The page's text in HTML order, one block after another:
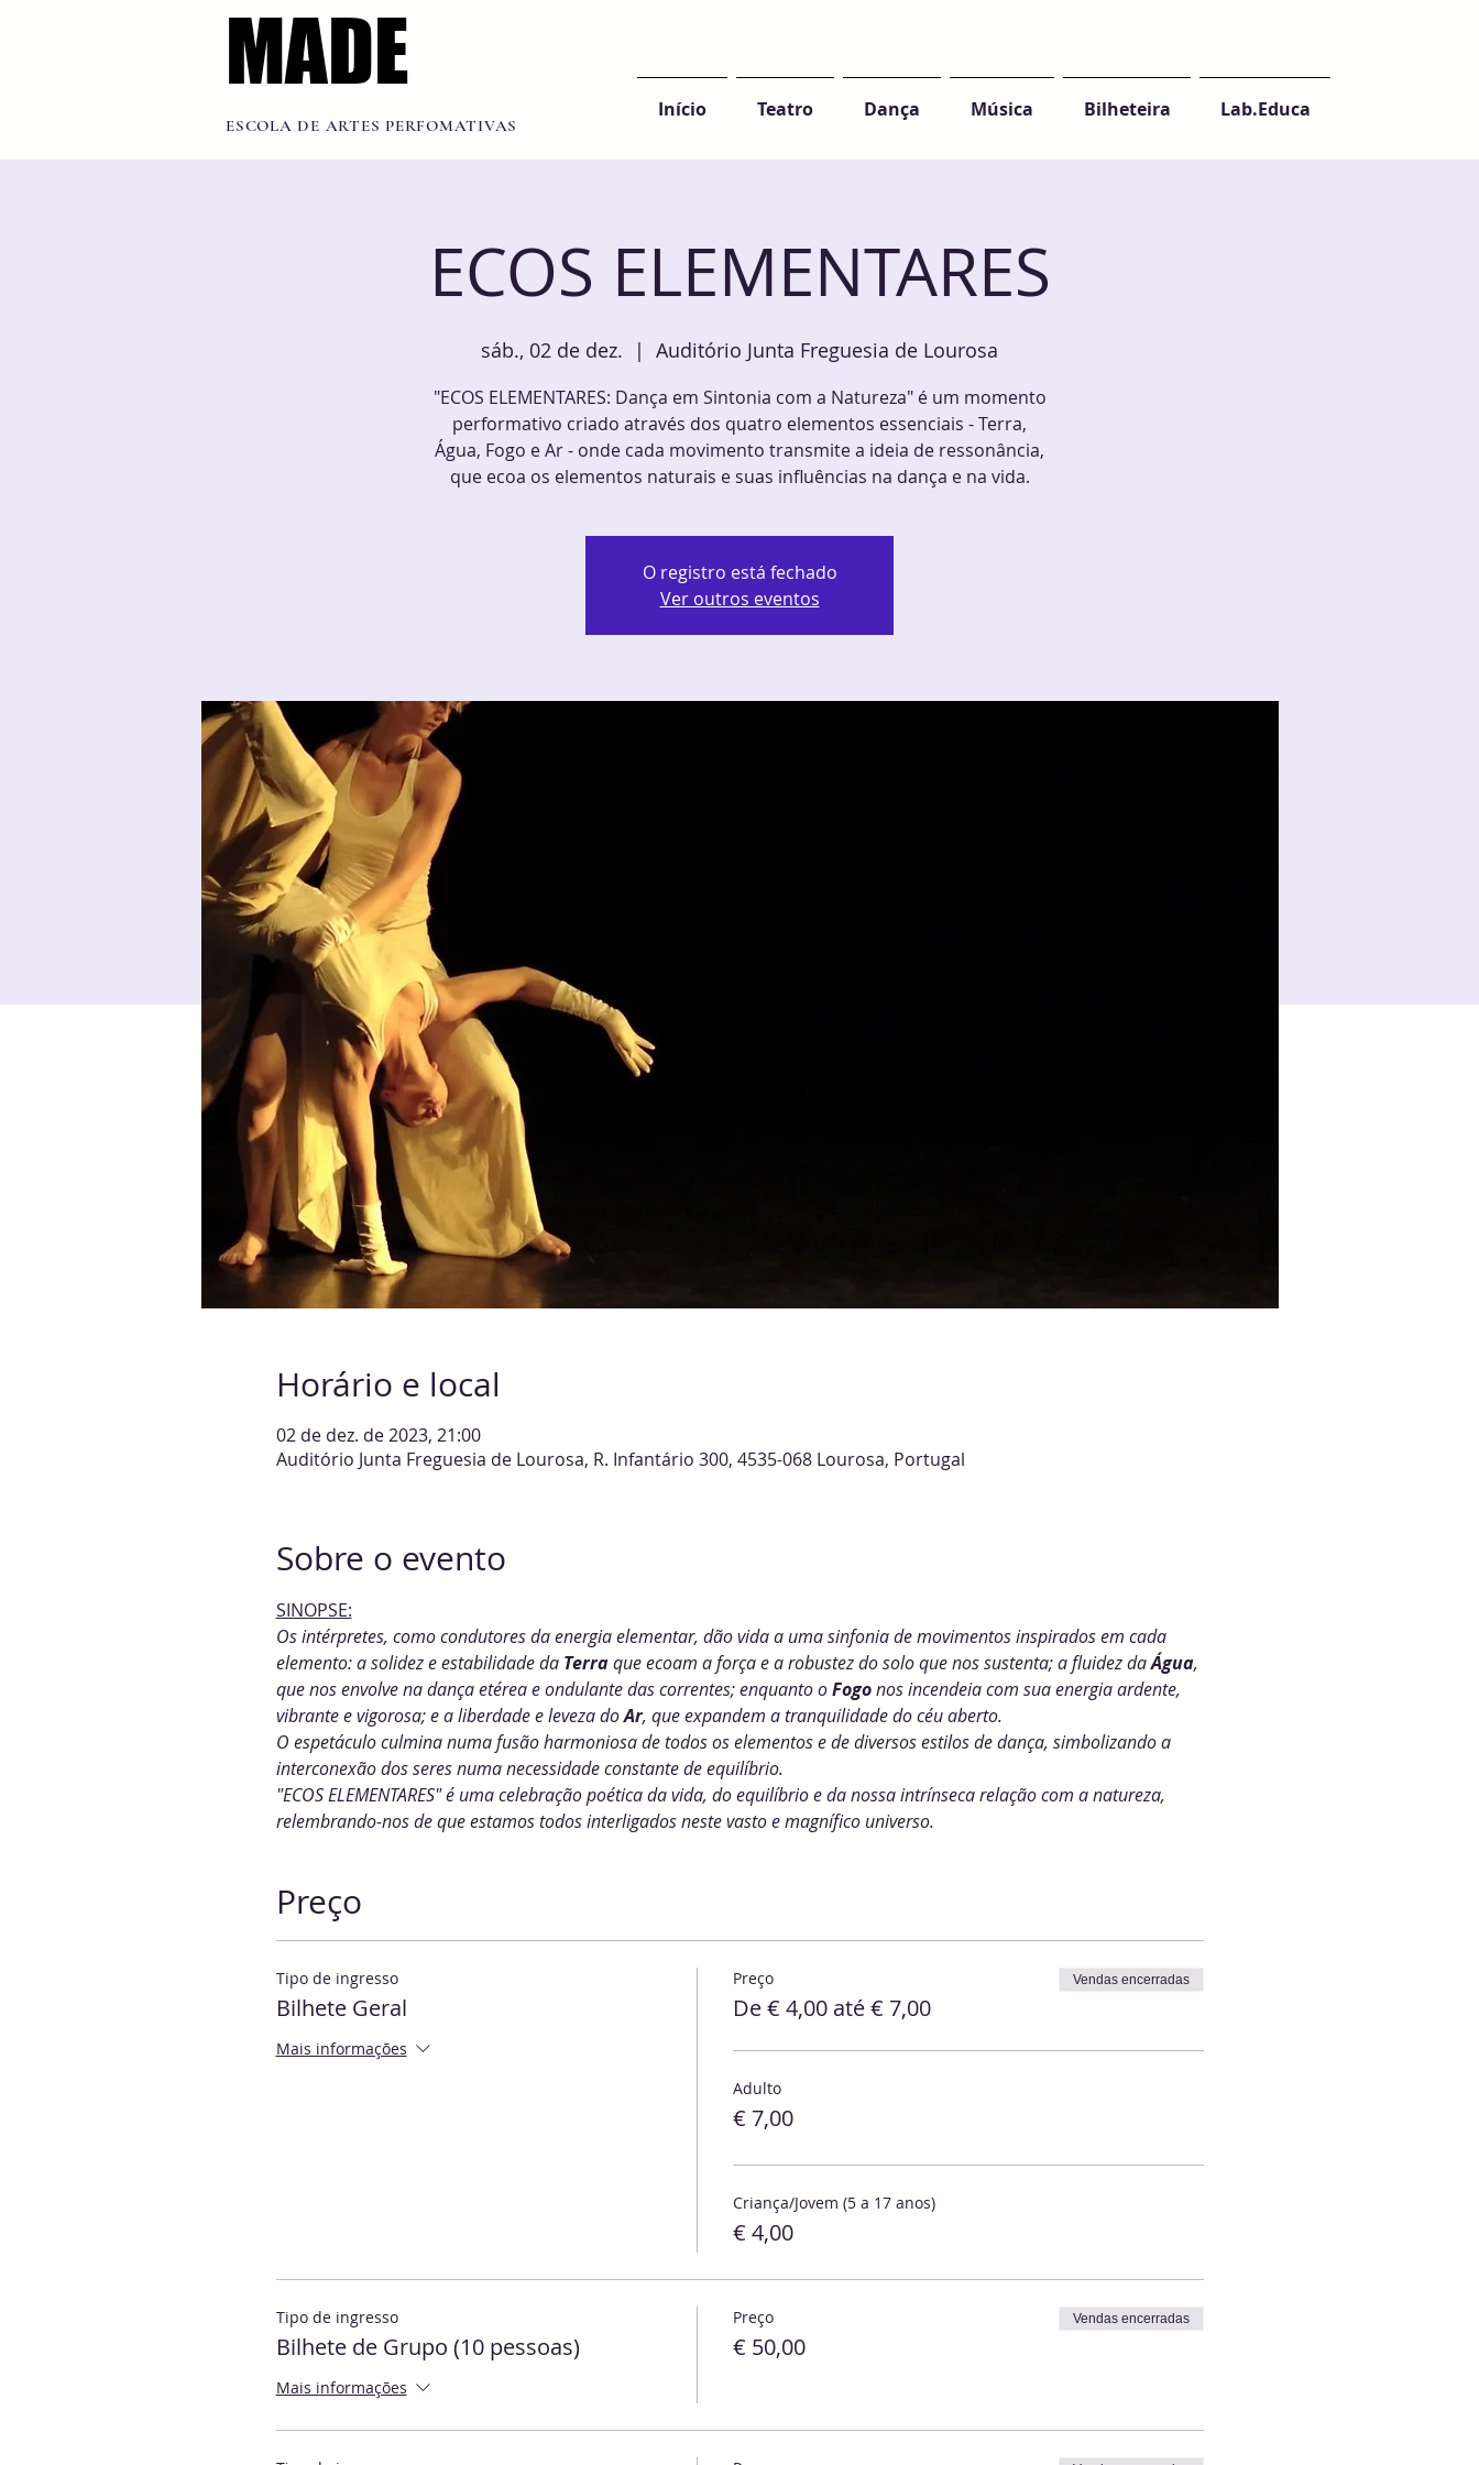
MADE
MADE
ESCOLA DE ARTES PERFOMATIVAS
Início Teatro Dança Música Bilheteira Lab.Educa
ECOS ELEMENTARES
sáb., 02 de dez.
  |
Auditório Junta Freguesia de Lourosa
"ECOS ELEMENTARES: Dança em Sintonia com a Natureza" é um momento
performativo criado através dos quatro elementos essenciais - Terra,
Água, Fogo e Ar - onde cada movimento transmite a ideia de ressonância,
que ecoa os elementos naturais e suas influências na dança e na vida.
O registro está fechado
Ver outros eventos
Horário e local
02 de dez. de 2023, 21:00
Auditório Junta Freguesia de Lourosa, R. Infantário 300, 4535-068 Lourosa, Portugal
Sobre o evento
SINOPSE:
Os intérpretes, como condutores da energia elementar, dão vida a uma sinfonia de movimentos inspirados em cada
elemento: a solidez e estabilidade da Terra que ecoam a força e a robustez do solo que nos sustenta; a fluidez da Água,
que nos envolve na dança etérea e ondulante das correntes; enquanto o Fogo nos incendeia com sua energia ardente,
vibrante e vigorosa; e a liberdade e leveza do Ar, que expandem a tranquilidade do céu aberto.
O espetáculo culmina numa fusão harmoniosa de todos os elementos e de diversos estilos de dança, simbolizando a
interconexão dos seres numa necessidade constante de equilíbrio.
"ECOS ELEMENTARES" é uma celebração poética da vida, do equilíbrio e da nossa intrínseca relação com a natureza,
relembrando-nos de que estamos todos interligados neste vasto e magnífico universo.
Preço
Tipo de ingresso
Bilhete Geral
Mais informações
Preço
De € 4,00 até € 7,00
Vendas encerradas
Adulto
€ 7,00
Criança/Jovem (5 a 17 anos)
€ 4,00
Tipo de ingresso
Bilhete de Grupo (10 pessoas)
Mais informações
Preço
€ 50,00
Vendas encerradas